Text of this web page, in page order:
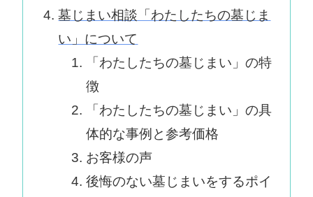
墓じまい相談「わたしたちの墓じま
い」について
「わたしたちの墓じまい」の特
徴
「わたしたちの墓じまい」の具
体的な事例と参考価格
お客様の声
後悔のない墓じまいをするポイ